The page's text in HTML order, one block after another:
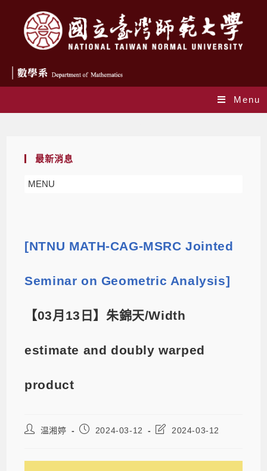
Menu
最新消息
MENU
[NTNU MATH-CAG-MSRC Jointed
Seminar on Geometric Analysis]
【03月13日】朱錦天/Width
estimate and doubly warped
product
温湘婷 2024-03-12 2024-03-12